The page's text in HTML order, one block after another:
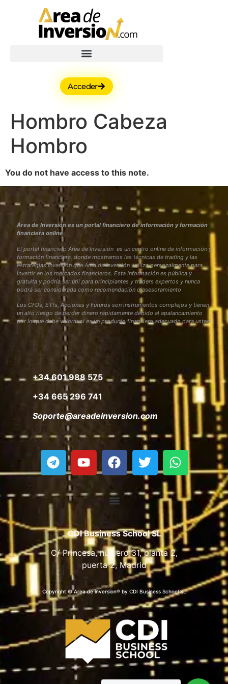
Acceder
Hombro Cabeza
Hombro
You do not have access to this note.
Área de Inversión es un portal financiero de información y formación
financiera online
El portal financiero Área de Inversión es un centro online de información y
formación financiera, donde mostramos las técnicas de trading y las
estrategias inversión que Área de Inversión utiliza personalmente para
invertir en los mercados financieros. Esta Información es pública y
gratuita y podría ser útil para principiantes y traders expertos y nunca
podrá ser considerada como recomendación o asesoramiento
Los CFDs, ETfs, Acciones y Futuros son instrumentos complejos y tienen
un alto riesgo de perder dinero rápidamente debido al apalancamiento
por lo que debe valorar si es un producto financiero adecuado para usted
+34 601 988 575
+34 665 296 741
Soporte@areadeinversion.com
CDI Business School SL
C/ Princesa, número 31, planta 2,
puerta 2, Madrid
Copyright © Area de inversion® by CDI Business School SL